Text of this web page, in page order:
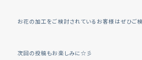
お花の加工をご検討されているお客様はぜひ
次回の投稿もお楽しみに☆彡